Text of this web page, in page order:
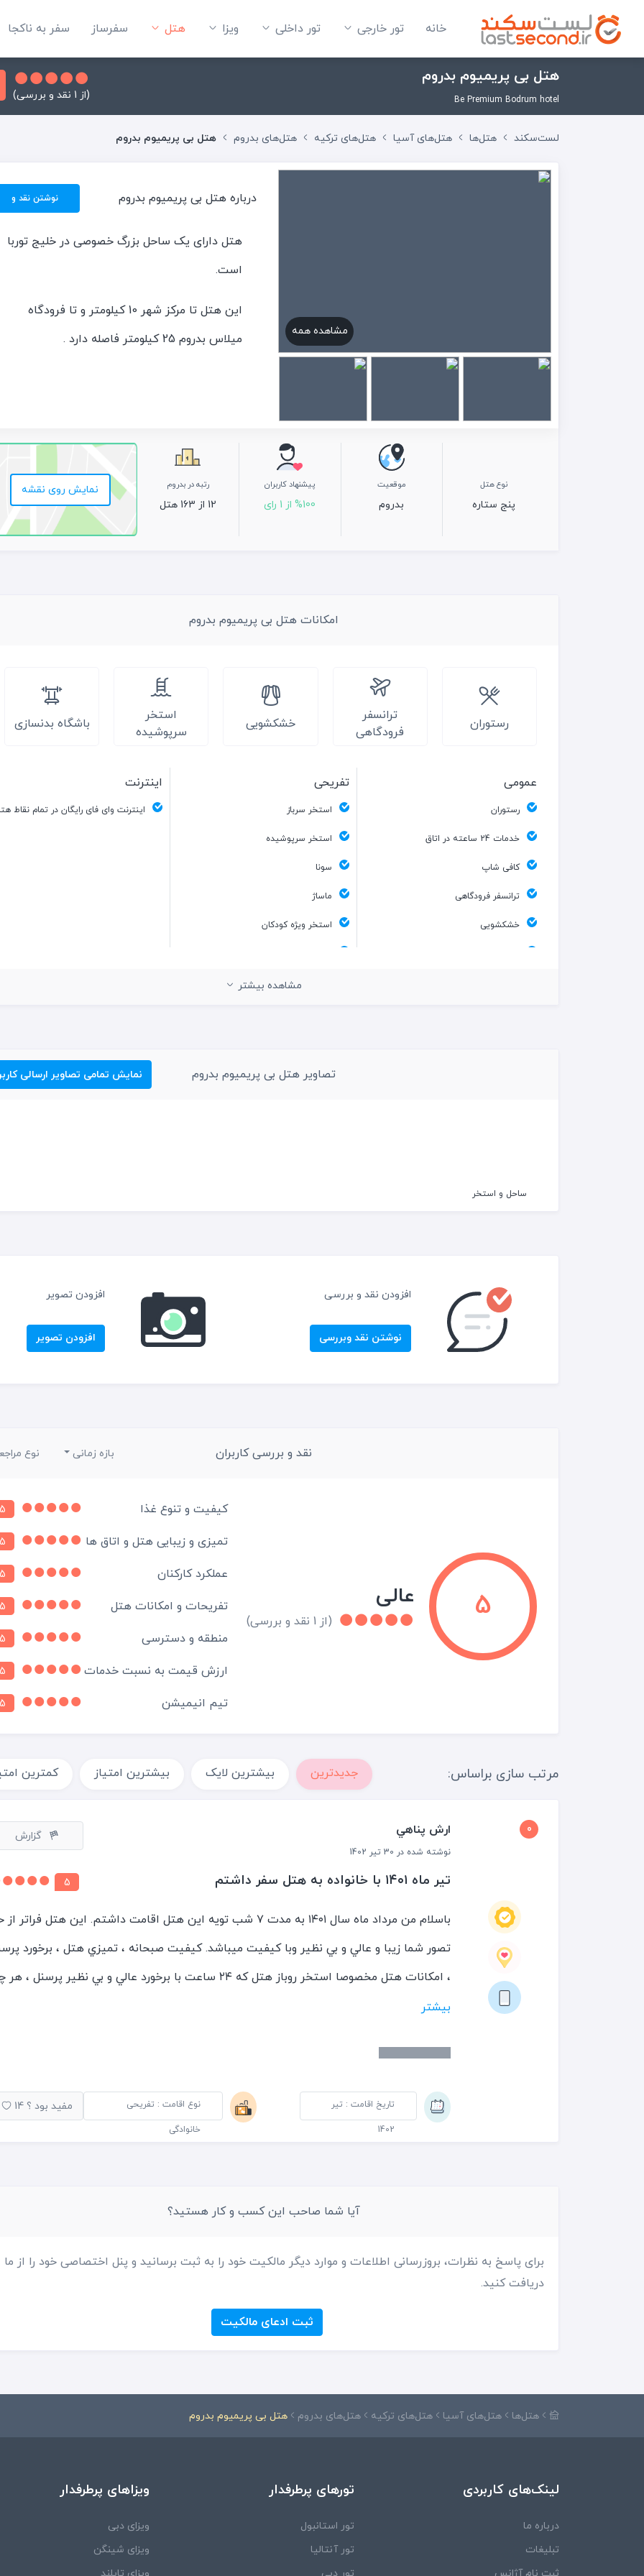
خانه تور خارجی تور داخلی ویزا هتل‌ سفرساز سفر به ناکجا
هتل بی پریمیوم بدروم
Be Premium Bodrum hotel (از 1 نقد و بررسی)
لست‌سکند هتل‌ها هتل‌های آسیا هتل‌های ترکیه هتل‌های بدروم هتل بی پریمیوم بدروم
مشاهده همه
درباره هتل بی پریمیوم بدروم
نوشتن نقد و
هتل دارای یک ساحل بزرگ خصوصی در خلیج توربا
است.
این هتل تا مرکز شهر 10 کیلومتر و تا فرودگاه
میلاس بدروم 25 کیلومتر فاصله دارد .
نوع هتل
پنج ستاره
موقعیت
بدروم
پیشنهاد کاربران
%100 از 1 رای
رتبه در بدروم
12 از 163 هتل
نمایش روی نقشه
امکانات هتل بی پریمیوم بدروم
رستوران
ترانسفر
فرودگاهی
خشکشویی
استخر
سرپوشیده
باشگاه بدنسازی
عمومی
رستوران
خدمات 24 ساعته در اتاق
کافی شاپ
ترانسفر فرودگاهی
خشکشویی
تفریحی
استخر سرباز
استخر سرپوشیده
سونا
ماساژ
استخر ویژه کودکان
باشگاه بدنسازی
اینترنت
اینترنت وای فای رایگان در تمام نقاط
مشاهده بیشتر
تصاویر هتل بی پریمیوم بدروم نمایش تمامی تصاویر ارسالی
ساحل و استخر
افزودن نقد و بررسی
نوشتن نقد وبررسی
افزودن تصویر
افزودن تصویر
نقد و بررسی کاربران بازه زمانی نوع
5 عالی
(از 1 نقد و بررسی)
کیفیت و تنوع غذا
تمیزی و زیبایی هتل و اتاق ها
عملکرد کارکنان
تفریحات و امکانات هتل
منطقه و دسترسی
ارزش قیمت به نسبت خدمات
تیم انیمیشن
مرتب سازی براساس: جدیدترین بیشترین لایک بیشترین امتیاز کمترین
0 ارش پناهي
نوشته شده در 30 تیر 1402
گزارش
تير ماه ١٤٠١ با خانواده به هتل سفر داشتم 5
باسلام من مرداد ماه سال ١٤٠١ به مدت ٧ شب تويه اين هتل اقامت داشتم. اين هتل فراتر
تصور شما زيبا و عالي و بي نظير وبا كيفيت ميباشد. كيفيت صبحانه ، تميزي هتل ، برخورد
، امكانات هتل مخصوصا استخر روباز هتل كه ٢٤ ساعت با برخورد عالي و بي نظير پرسنل ،
از هتل زيبا بگم كم گفتم . به قدري هتل براي شما كامل و اوكي هست كه به فكر سطح شهر رو
شهر هم يه ١٠ دقيقه فاصله دارد. بدروم واقعا زيباست
بیشتر
تاریخ اقامت : تیر
1402
نوع اقامت : تفریحی
خانوادگی
مفید بود ؟14
آیا شما صاحب این کسب و کار هستید؟
برای پاسخ به نظرات، بروزرسانی اطلاعات و موارد دیگر مالکیت خود را به ثبت برسانید و پنل اختصاصی خود را از ما
دریافت کنید.
ثبت ادعای مالکیت
هتل‌ها هتل‌های آسیا هتل‌های ترکیه هتل‌های بدروم هتل بی پریمیوم بدروم
لینک‌های کاربردی
درباره ما
تبلیغات
تورهای پرطرفدار
تور استانبول
تور آنتالیا
ویزاهای پرطرفدار
ویزای دبی
ویزای شینگن